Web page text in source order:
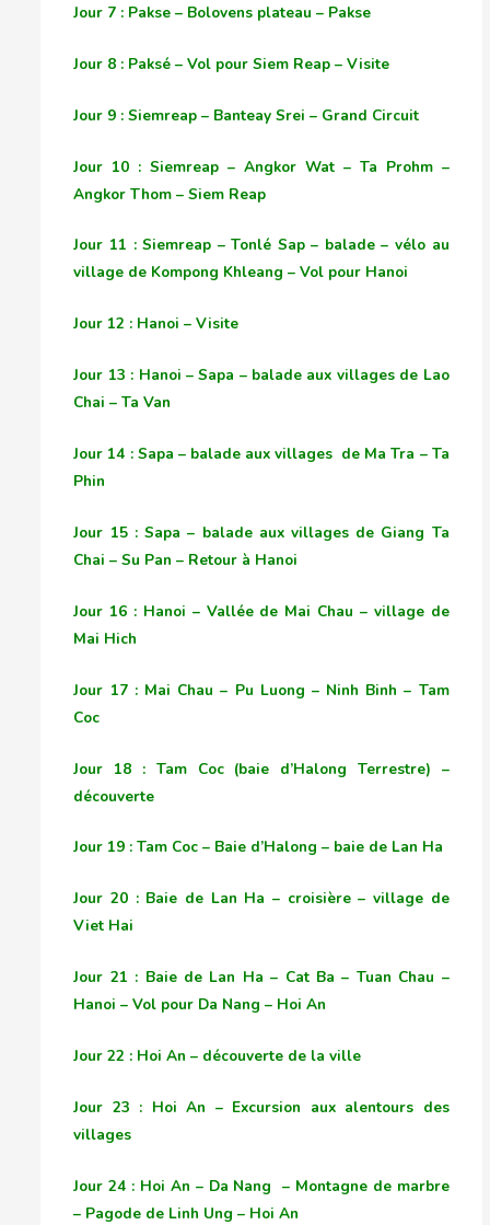
Jour 7 : Pakse – Bolovens plateau – Pakse
Jour 8 : Paksé – Vol pour Siem Reap – Visite
Jour 9 : Siemreap – Banteay Srei – Grand Circuit
Jour 10 : Siemreap – Angkor Wat – Ta Prohm –
Angkor Thom – Siem Reap
Jour 11 : Siemreap – Tonlé Sap – balade – vélo au
village de Kompong Khleang – Vol pour Hanoi
Jour 12 : Hanoi – Visite
Jour 13 : Hanoi – Sapa – balade aux villages de Lao
Chai – Ta Van
Jour 14 : Sapa – balade aux villages de Ma Tra – Ta
Phin
Jour 15 : Sapa – balade aux villages de Giang Ta
Chai – Su Pan – Retour à Hanoi
Jour 16 : Hanoi – Vallée de Mai Chau – village de
Mai Hich
Jour 17 : Mai Chau – Pu Luong – Ninh Binh – Tam
Coc
Jour 18 : Tam Coc (baie d’Halong Terrestre) –
découverte
Jour 19 : Tam Coc – Baie d’Halong – baie de Lan Ha
Jour 20 : Baie de Lan Ha – croisière – village de
Viet Hai
Jour 21 : Baie de Lan Ha – Cat Ba – Tuan Chau –
Hanoi – Vol pour Da Nang – Hoi An
Jour 22 : Hoi An – découverte de la ville
Jour 23 : Hoi An – Excursion aux alentours des
villages
Jour 24 : Hoi An – Da Nang – Montagne de marbre
– Pagode de Linh Ung – Hoi An